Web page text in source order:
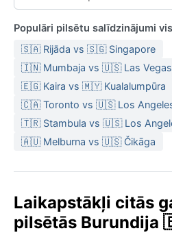
Populāri pilsētu salīdzinājumi
🇸🇦 Rijāda vs 🇸🇬 Singapore
🇮🇳 Mumbaja vs 🇺🇸 Las Vegas
🇪🇬 Kaira vs 🇲🇾 Kualalumpūra
🇨🇦 Toronto vs 🇺🇸 Los
🇹🇷 Stambula vs 🇺🇸 Los
🇦🇺 Melburna vs 🇺🇸 Čikāga
Laikapstākļi citās
pilsētās